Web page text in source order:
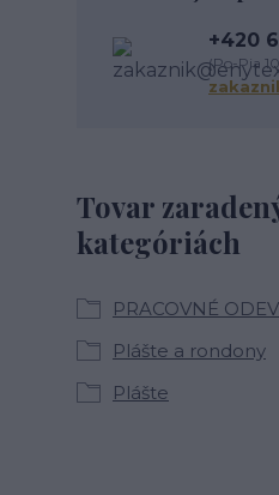
Tovar
kategóriách
PRACOVNÉ
Plášte a rondony
Plášte
+420
(Po-Pia